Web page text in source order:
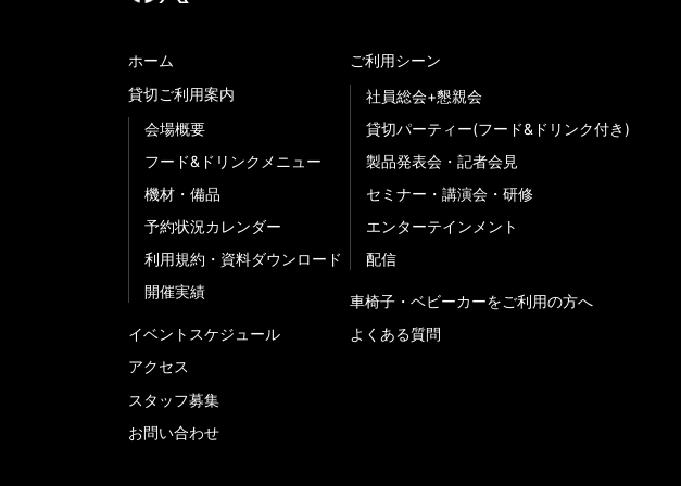
ホーム
貸切ご利用案内
会場概要
フード&ドリンクメニュー
機材・備品
予約状況カレンダー
利用規約・資料ダウンロード
開催実績
イベントスケジュール
アクセス
スタッフ募集
お問い合わせ
ご利用シーン
社員総会+懇親会
貸切パーティー(フード&ドリンク付き)
製品発表会・記者会見
セミナー・講演会・研修
エンターテインメント
配信
車椅子・ベビーカーをご利用の方へ
よくある質問